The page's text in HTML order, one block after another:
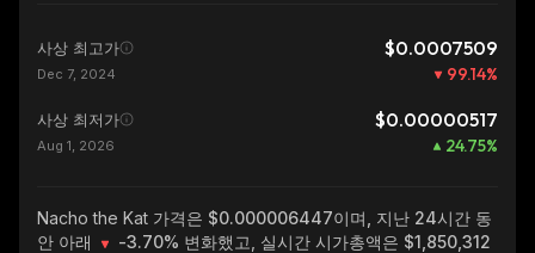
사상 최고가 $0.0007509
Dec 7, 2024 99.14%
사상 최저가 $0.00000517
Aug 1, 2026 24.75%
Nacho the Kat 가격은 $0.000006447이며, 지난 24시간 동
안 아래
-3.70% 변화했고, 실시간 시가총액은 $1,850,312